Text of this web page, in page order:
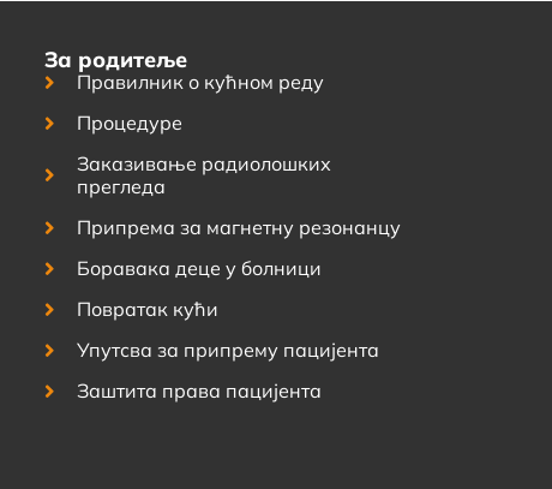
За родитеље
Правилник о кућном реду
Процедуре
Заказивање радиолошких
прегледа
Припрема за магнетну резонанцу
Боравака деце у болници
Повратак кући
Упутсва за припрему пацијента
Заштита права пацијента